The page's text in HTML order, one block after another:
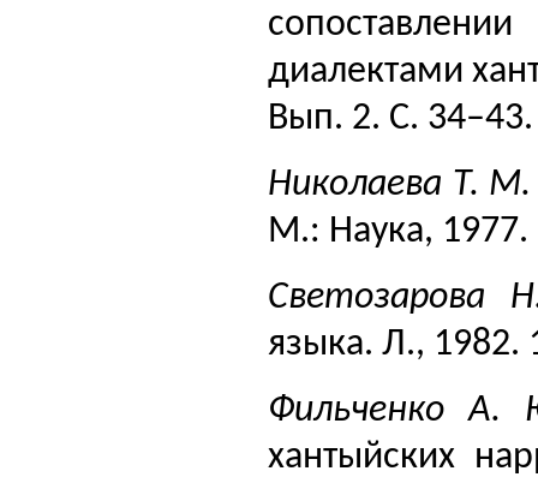
диалектами
Вып. 2. С. 34–43.
Николаева Т.
М.: Наука, 1977.
языка. Л., 1982.
Фильченко
хантыйских